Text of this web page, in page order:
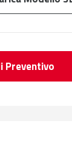
Preventivo